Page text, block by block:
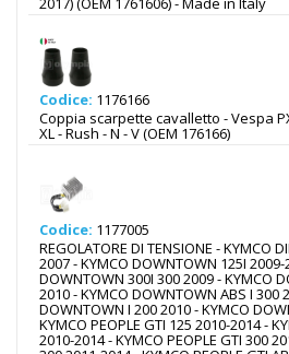
Codice: 1176166
Coppia scarpette cavalletto - Vespa
XL - Rush - N - V (OEM 176166)
Codice: 1177005
REGOLATORE DI TENSIONE - KYMCO
2007 - KYMCO DOWNTOWN 125I 2009-
DOWNTOWN 300I 300 2009 - KYMCO
2010 - KYMCO DOWNTOWN ABS I 300
DOWNTOWN I 200 2010 - KYMCO
KYMCO PEOPLE GTI 125 2010-2014 -
2010-2014 - KYMCO PEOPLE GTI 300